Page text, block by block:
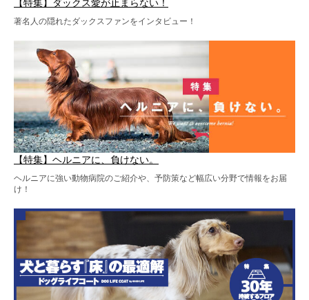
著名人の隠れたダックスファンをインタビュー！
【特集】ヘルニアに、負けない。
ヘルニアに強い動物病院のご紹介や、予防策など幅広い分野で情報をお届
け！